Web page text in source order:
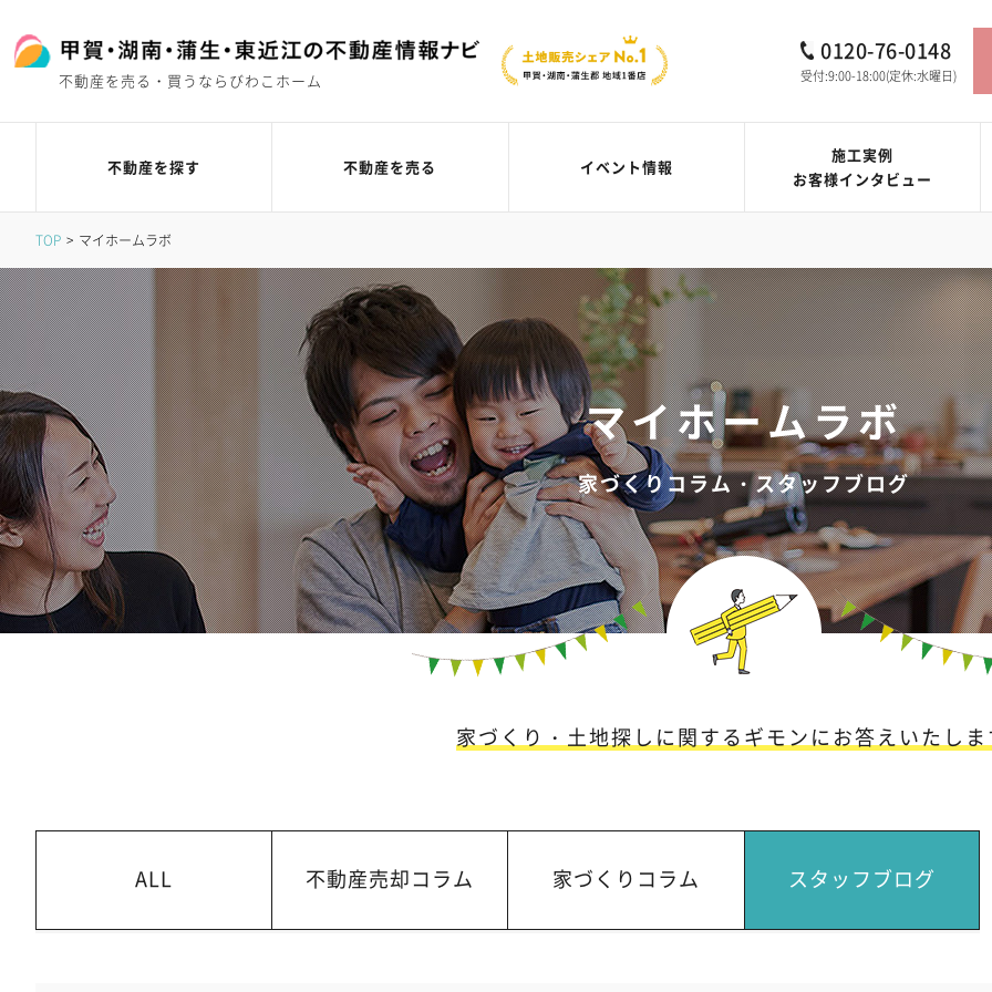
不動産を売る・買うならびわこホーム
0120-76-0148
受付:9:00-18:00(定休:水曜日)
不動産を探す 不動産を売る イベント情報
施工実例
お客様インタビュー
TOP マイホームラボ
マイホームラボ
家づくりコラム・スタッフブログ
家づくり・土地探しに関するギモンに お答えいたし
ALL 不動産売却コラム 家づくりコラム スタッフブログ